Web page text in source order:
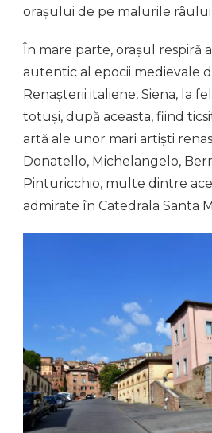
orașului de pe malurile râului
În mare parte, orașul respiră
autentic al epocii medievale
Renașterii italiene, Siena, la
totuși, după aceasta, fiind
artă ale unor mari artiști
Donatello, Michelangelo,
Pinturicchio, multe dintre
admirate în Catedrala Santa